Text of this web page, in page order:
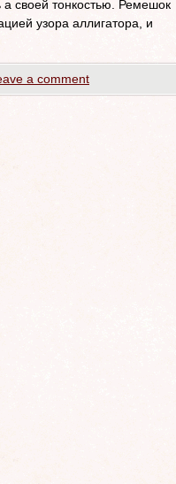
своей тонкостью. Ремешок
узора аллигатора, и
a comment